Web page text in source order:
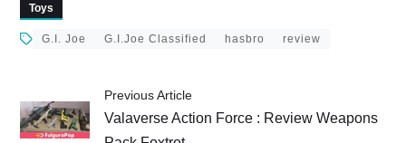
Toys
G.I. Joe G.I.Joe Classified hasbro review
Previous Article
Valaverse Action Force : Review Weapons